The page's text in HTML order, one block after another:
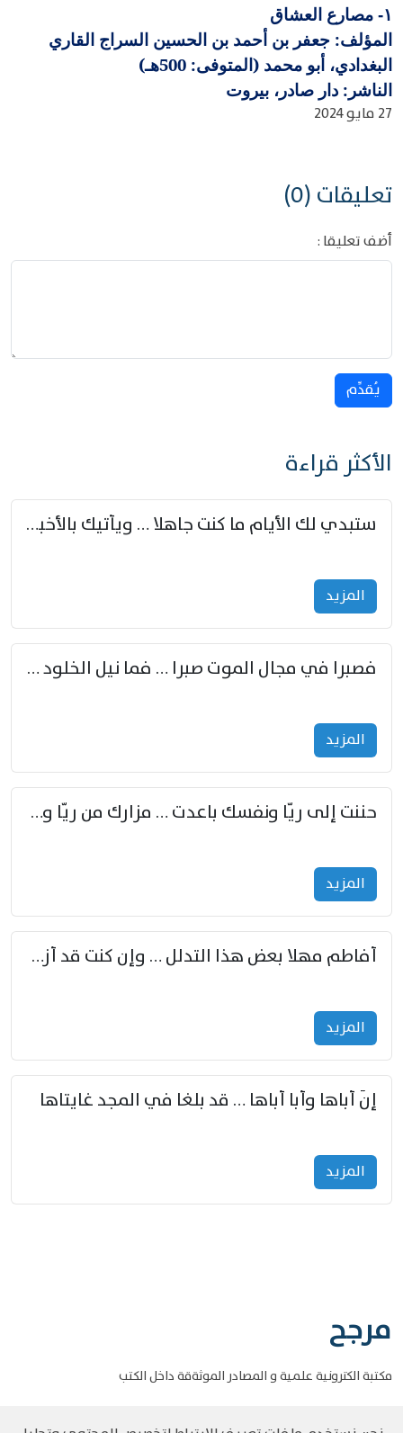
١-
مصارع العشاق
المؤلف: جعفر بن أحمد بن الحسين السراج القاري
البغدادي، أبو محمد (المتوفى: 500هـ)
الناشر: دار صادر، بيروت
27 مايو 2024
تعليقات (0)
أضف تعليقا :
يُقدِّم
الأكثر قراءة
ستبدي لك الأيام ما كنت جاهلا … ويأتيك بالأخبار من لم تزوّد
المزید
فصبرا في مجال الموت صبرا … فما نيل الخلود بمستطاع
المزید
حننت إلى ريّا ونفسك باعدت … مزارك من ريّا وشعباكما معا
المزید
أفاطم مهلا بعض هذا التدلل … وإن كنت قد أزمعت صرمي فأجملي
المزید
إنّ أباها وأبا أباها … قد بلغا في المجد غايتاها
المزید
مرجح
مكتبة الكترونية علمية و المصادر الموثةقة داخل الكتب